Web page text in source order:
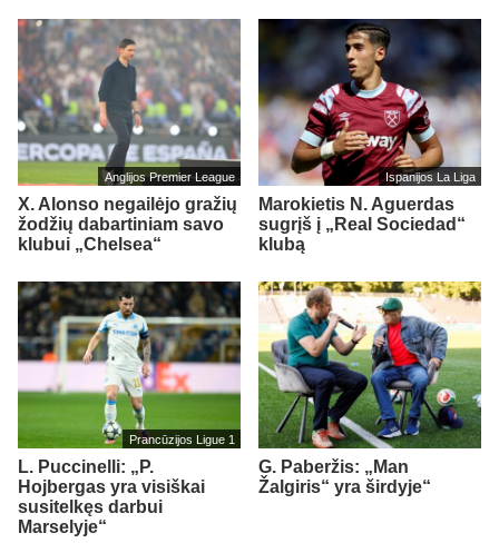
Anglijos Premier League
X. Alonso negailėjo gražių
žodžių dabartiniam savo
klubui „Chelsea“
Ispanijos La Liga
Marokietis N. Aguerdas
sugrįš į „Real Sociedad“
klubą
Prancūzijos Ligue 1
L. Puccinelli: „P.
Hojbergas yra visiškai
susitelkęs darbui
Marselyje“
G. Paberžis: „Man
Žalgiris“ yra širdyje“